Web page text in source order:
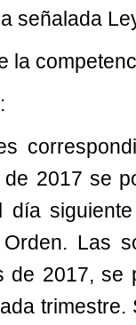
señalada
la
de 2017 se
día
Las
de 2017, se